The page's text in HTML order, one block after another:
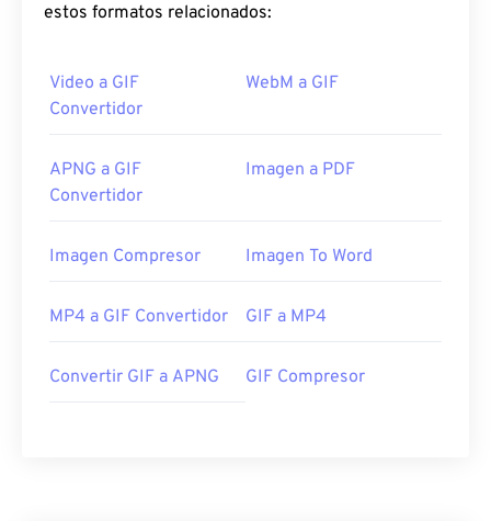
estos formatos relacionados:
Video a GIF
Convertidor
WebM a GIF
APNG a GIF
Convertidor
Imagen a PDF
Imagen Compresor Imagen To Word
MP4 a GIF Convertidor GIF a MP4
Convertir GIF a APNG GIF Compresor